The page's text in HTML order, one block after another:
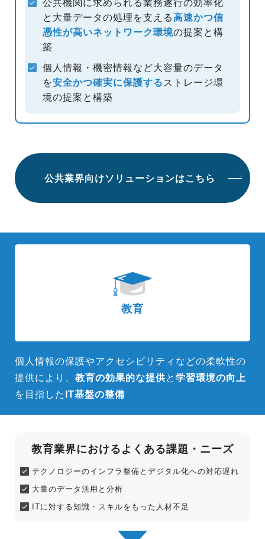
公共機関に求められる業務遂行の効率化
と大量データの処理を支える高速かつ信
憑性が高いネットワーク環境の提案と構
築
個人情報・機密情報など大容量のデータ
を安全かつ確実に保護する ストレージ環
境の提案と構築
公共業界向けソリューションはこちら
教育
個人情報の保護やアクセシビリティなどの柔軟性の
提供により、 教育の効果的な提供と 学習環境の向上
を目指した IT基盤の整備
教育業界におけるよくある課題・ニーズ
テクノロジーのインフラ整備とデジタル化への対応遅れ
大量のデータ活用と分析
ITに対する知識・スキルをもった人材不足